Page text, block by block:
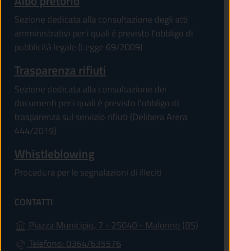
Sezione dedicata alla consultazione degli atti
amministrativi per i quali è previsto l'obbligo di
pubblicità legale (Legge 69/2009)
Trasparenza rifiuti
Sezione dedicata alla consultazione dei
documenti per i quali è previsto l'obbligo di
trasparenza sul servizio rifiuti (Delibera Arera
444/2019)
Whistleblowing
Procedura per le segnalazioni di illeciti
CONTATTI
Piazza Municipio, 7 - 25040 - Malonno (BS)
Telefono: 0364/635576